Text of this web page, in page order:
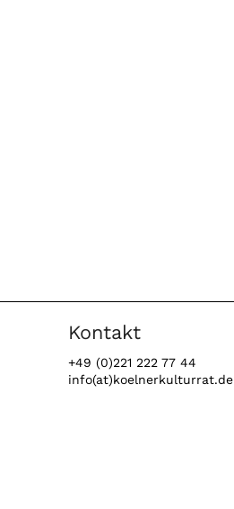
+49 (0)221 222 77 44
info(at)koelnerkulturrat.de
Kontakt